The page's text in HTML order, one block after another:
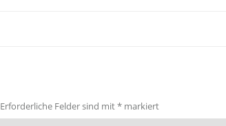
Erforderliche Felder sind mit* markiert